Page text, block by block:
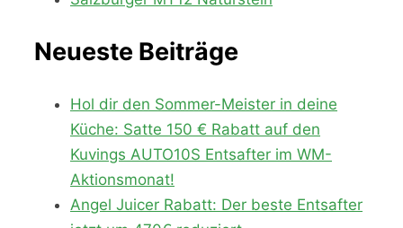
Neueste Beiträge
Hol dir den Sommer-Meister in deine
Küche: Satte 150 € Rabatt auf den
Kuvings AUTO10S Entsafter im WM-
Aktionsmonat!
Angel Juicer Rabatt: Der beste Entsafter